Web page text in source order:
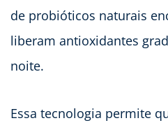
de probióticos naturais
liberam antioxidantes
noite.
Essa tecnologia permite